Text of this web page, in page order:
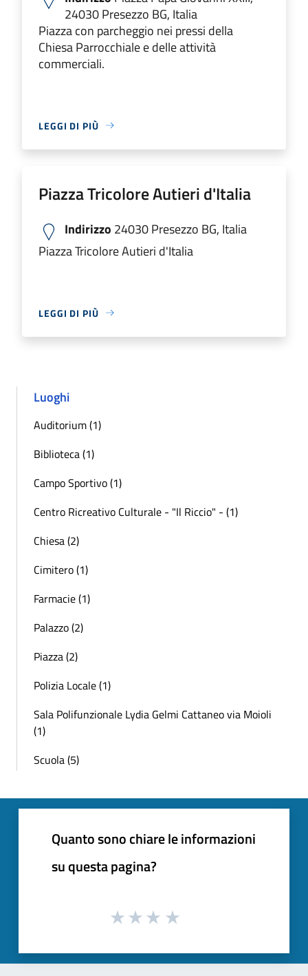
24030 Presezzo BG, Italia
Piazza con parcheggio nei pressi della
Chiesa Parrocchiale e delle attività
commerciali.
LEGGI DI PIÙ
Piazza Tricolore Autieri d'Italia
Indirizzo 24030 Presezzo BG, Italia
Piazza Tricolore Autieri d'Italia
LEGGI DI PIÙ
Luoghi
Auditorium (1)
Biblioteca (1)
Campo Sportivo (1)
Centro Ricreativo Culturale - "Il Riccio" - (1)
Chiesa (2)
Cimitero (1)
Farmacie (1)
Palazzo (2)
Piazza (2)
Polizia Locale (1)
Sala Polifunzionale Lydia Gelmi Cattaneo via Moioli
(1)
Scuola (5)
Quanto sono chiare le informazioni
su questa pagina?